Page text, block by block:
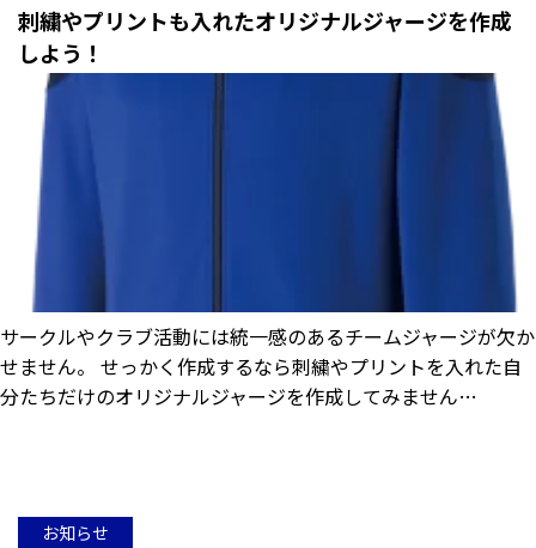
刺繍やプリントも入れたオリジナルジャージを作成
しよう！
サークルやクラブ活動には統一感のあるチームジャージが欠か
せません。 せっかく作成するなら刺繍やプリントを入れた自
分たちだけのオリジナルジャージを作成してみません…
お知らせ